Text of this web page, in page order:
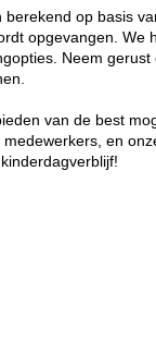
op basis
opgevangen. We
Neem
van de best
en